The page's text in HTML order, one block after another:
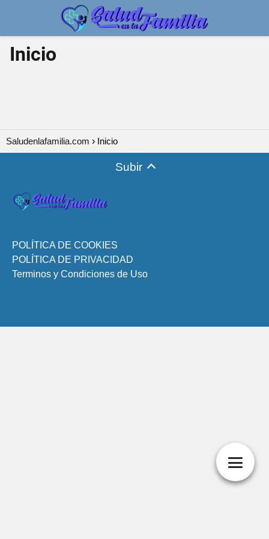
Inicio
Saludenlafamilia.com Inicio
Subir
POLÍTICA DE COOKIES
POLÍTICA DE PRIVACIDAD
Terminos y Condiciones de Uso